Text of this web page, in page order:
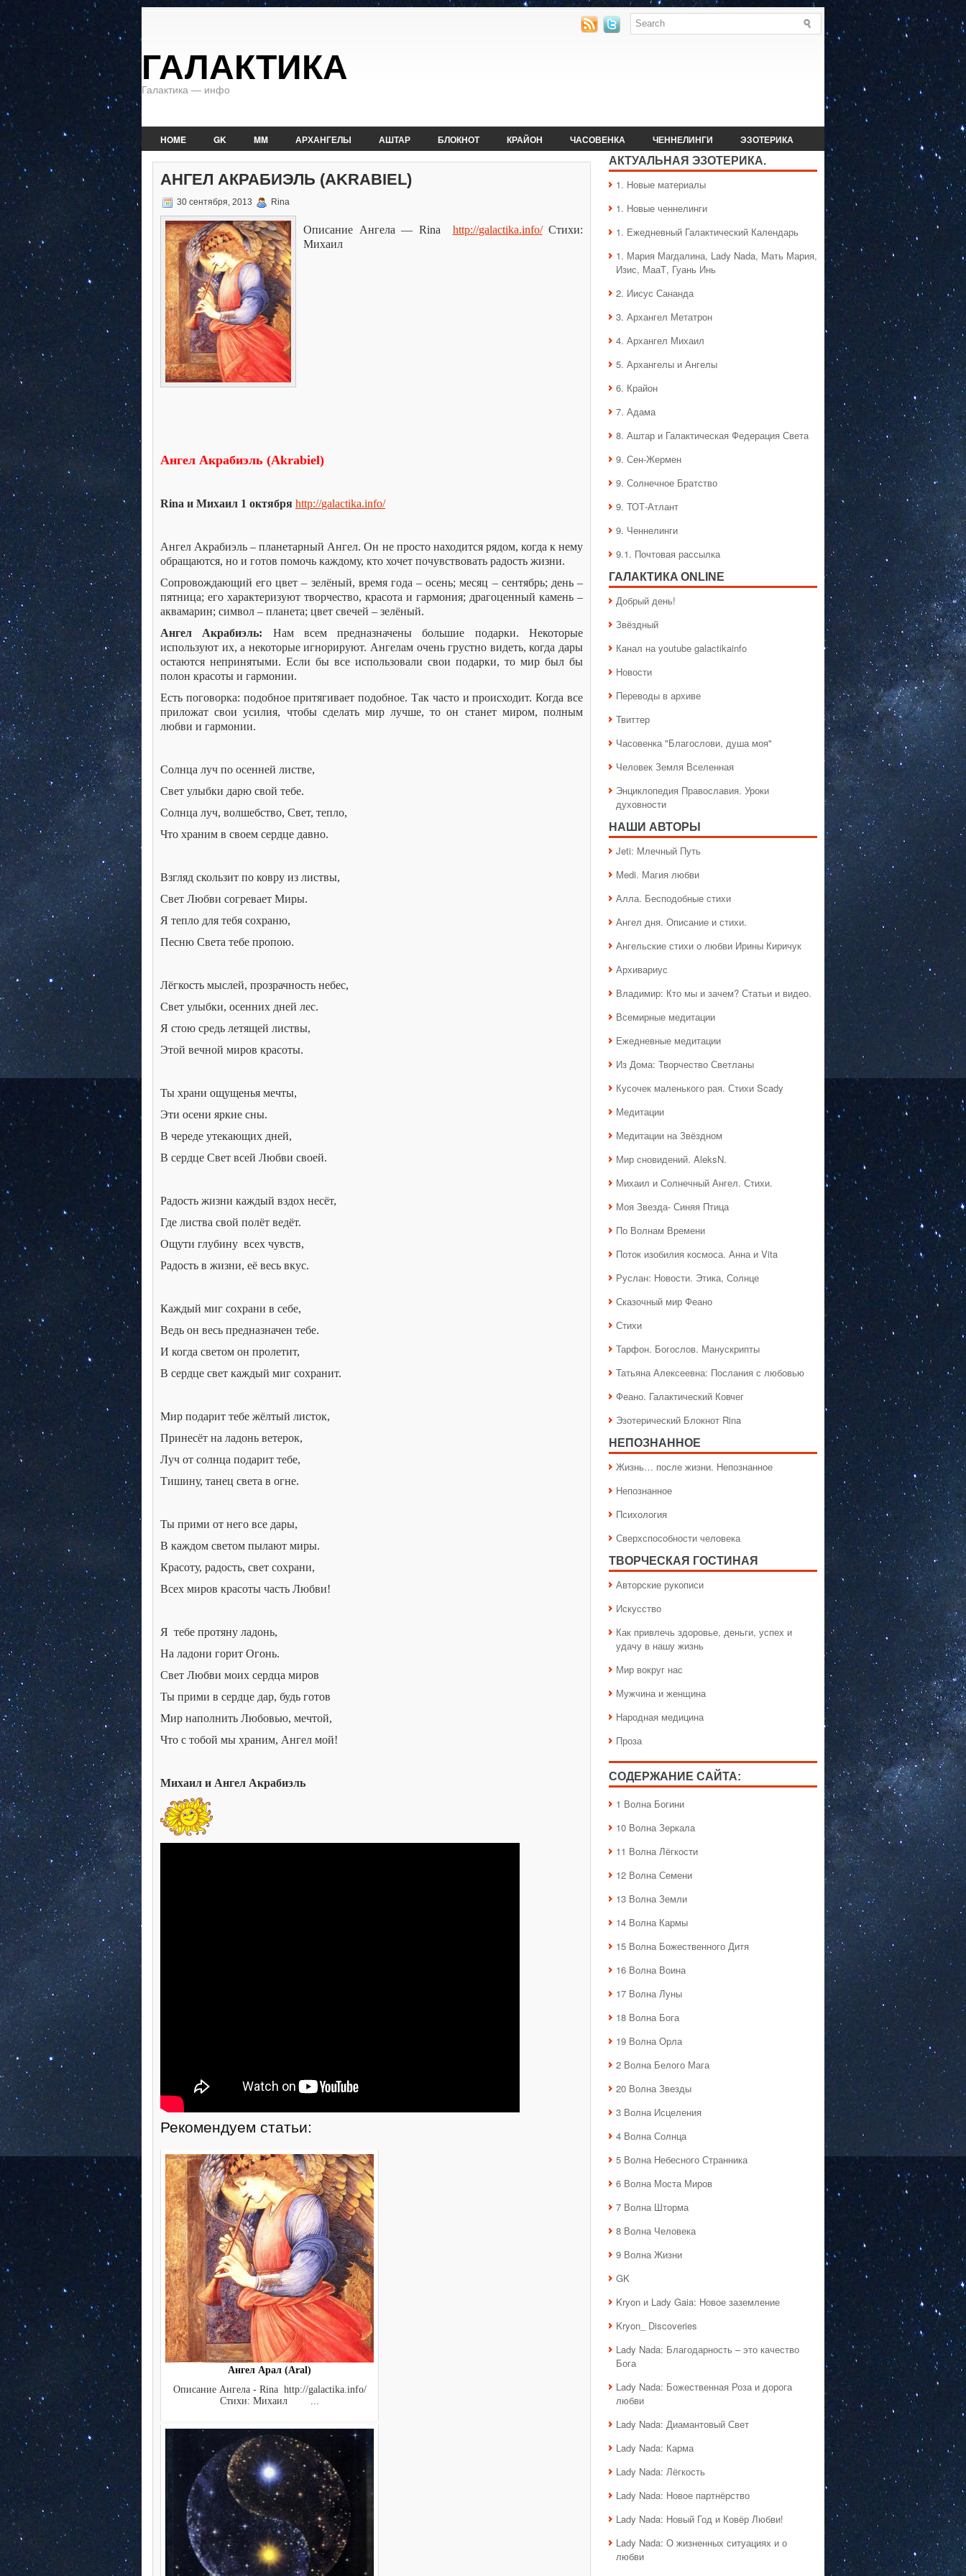
ГАЛАКТИКА
Галактика — инфо
HOME GK MM АРХАНГЕЛЫ АШТАР БЛОКНОТ КРАЙОН ЧАСОВЕНКА ЧЕННЕЛИНГИ ЭЗОТЕРИКА
АНГЕЛ АКРАБИЭЛЬ (AKRABIEL)
30 сентября, 2013 Rina
Описание Ангела — Rina http://galactika.info/Стихи:
Михаил
Ангел Акрабиэль (Akrabiel)
Rina и Михаил 1 октября http://galactika.info/
Ангел Акрабиэль – планетарный Ангел. Он не просто находится рядом, когда к нему
обращаются, но и готов помочь каждому, кто хочет почувствовать радость жизни.
Сопровождающий его цвет – зелёный, время года – осень; месяц – сентябрь; день –
пятница; его характеризуют творчество, красота и гармония; драгоценный камень –
аквамарин; символ – планета; цвет свечей – зелёный.
Ангел Акрабиэль: Нам всем предназначены большие подарки. Некоторые
используют их, а некоторые игнорируют. Ангелам очень грустно видеть, когда дары
остаются непринятыми. Если бы все использовали свои подарки, то мир был бы
полон красоты и гармонии.
Есть поговорка: подобное притягивает подобное. Так часто и происходит. Когда все
приложат свои усилия, чтобы сделать мир лучше, то он станет миром, полным
любви и гармонии.
Солнца луч по осенней листве,
Свет улыбки дарю свой тебе.
Солнца луч, волшебство, Свет, тепло,
Что храним в своем сердце давно.
Взгляд скользит по ковру из листвы,
Свет Любви согревает Миры.
Я тепло для тебя сохраню,
Песню Света тебе пропою.
Лёгкость мыслей, прозрачность небес,
Свет улыбки, осенних дней лес.
Я стою средь летящей листвы,
Этой вечной миров красоты.
Ты храни ощущенья мечты,
Эти осени яркие сны.
В череде утекающих дней,
В сердце Свет всей Любви своей.
Радость жизни каждый вздох несёт,
Где листва свой полёт ведёт.
Ощути глубину всех чувств,
Радость в жизни, её весь вкус.
Каждый миг сохрани в себе,
Ведь он весь предназначен тебе.
И когда светом он пролетит,
В сердце свет каждый миг сохранит.
Мир подарит тебе жёлтый листок,
Принесёт на ладонь ветерок,
Луч от солнца подарит тебе,
Тишину, танец света в огне.
Ты прими от него все дары,
В каждом светом пылают миры.
Красоту, радость, свет сохрани,
Всех миров красоты часть Любви!
Я тебе протяну ладонь,
На ладони горит Огонь.
Свет Любви моих сердца миров
Ты прими в сердце дар, будь готов
Мир наполнить Любовью, мечтой,
Что с тобой мы храним, Ангел мой!
Михаил и Ангел Акрабиэль
Рекомендуем статьи:
Ангел Арал (Aral)
Описание Ангела - Rina http://galactika.info/
Стихи: Михаил ...
АКТУАЛЬНАЯ ЭЗОТЕРИКА.
1. Hовые материалы
1. Hовые ченнелинги
1. Ежедневный Галактический Календарь
1. Мария Магдалина, Lady Nada, Мать Мария,
Изис, МааТ, Гуань Инь
2. Иисус Сананда
3. Архангел Метатрон
4. Архангел Михаил
5. Архангелы и Ангелы
6. Крайон
7. Адама
8. Аштар и Галактическая Федерация Света
9. Сен-Жермен
9. Солнечное Братство
9. ТОТ-Атлант
9. Ченнелинги
9.1. Почтовая рассылка
ГАЛАКТИКA ONLINE
Добрый день!
Звёздный
Канал на youtube galactikainfo
Новости
Переводы в архиве
Твиттер
Часовенка "Благослови, душа моя"
Человек Земля Вселенная
Энциклопедия Православия. Уроки
духовности
НАШИ АВТОРЫ
Jeti: Млечный Путь
Medi. Магия любви
Алла. Бесподобные стихи
Ангел дня. Описание и стихи.
Ангельские стихи о любви Ирины Киричук
Архивариус
Владимир: Кто мы и зачем? Статьи и видео.
Всемирные медитации
Ежедневные медитации
Из Дома: Творчество Светланы
Кусочек маленького рая. Стихи Scady
Медитации
Медитации на Звёздном
Мир сновидений. AleksN.
Михаил и Солнечный Ангел. Стихи.
Моя Звезда- Синяя Птица
По Волнам Времени
Поток изобилия космоса. Анна и Vita
Руслан: Новости. Этика, Солнце
Сказочный мир Феано
Стихи
Тарфон. Богослов. Манускрипты
Татьяна Алексеевна: Послания с любовью
Феано. Галактический Ковчег
Эзотерический Блокнот Rina
НЕПОЗНАННОЕ
Жизнь… после жизни. Непознанное
Непознанное
Психология
Сверхспособности человека
ТВОРЧЕСКАЯ ГОСТИНАЯ
Авторские рукописи
Искусство
Как привлечь здоровье, деньги, успех и
удачу в нашу жизнь
Мир вокруг нас
Мужчина и женщина
Народная медицина
Проза
СОДЕРЖАНИЕ САЙТА:
1 Волна Богини
10 Волна Зеркала
11 Волна Лёгкости
12 Волна Семени
13 Волна Земли
14 Волна Кармы
15 Волна Божественного Дитя
16 Волна Воина
17 Волна Луны
18 Волна Бога
19 Волна Орла
2 Волна Белого Мага
20 Волна Звезды
3 Волна Исцеления
4 Волна Солнца
5 Волна Небесного Странника
6 Волна Моста Миров
7 Волна Шторма
8 Волна Человека
9 Волна Жизни
GK
Kryon и Lady Gaia: Новое заземление
Kryon_ Discoveries
Lady Nada: Благодарность – это качество
Бога
Lady Nada: Божественная Роза и дорога
любви
Lady Nada: Диамантовый Свет
Lady Nada: Карма
Lady Nada: Лёгкость
Lady Nada: Новое партнёрство
Lady Nada: Новый Год и Ковёр Любви!
Lady Nada: О жизненных ситуациях и о
любви